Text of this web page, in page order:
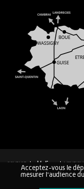
CONTACT
PLAN DU SITE
Acceptez-vous le
mesurer l'audience